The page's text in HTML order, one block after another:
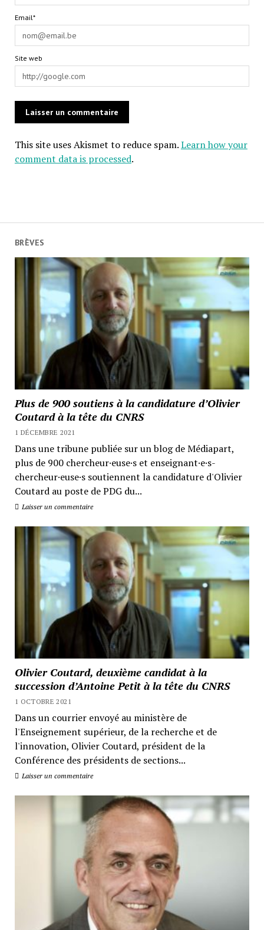
BRÈVES
Plus de 900 soutiens à la candidature d’Olivier
Coutard à la tête du CNRS
1 DÉCEMBRE 2021
Dans une tribune publiée sur un blog de Médiapart,
plus de 900 chercheur·euse·s et enseignant·e·s-
chercheur·euse·s soutiennent la candidature d'Olivier
Coutard au poste de PDG du...
Laisser un commentaire
Olivier Coutard, deuxième candidat à la
succession d’Antoine Petit à la tête du CNRS
1 OCTOBRE 2021
Dans un courrier envoyé au ministère de
l'Enseignement supérieur, de la recherche et de
l'innovation, Olivier Coutard, président de la
Conférence des présidents de sections...
Laisser un commentaire
Email*
Site web
This site uses Akismet to reduce spam.Learn how your
comment data is processed.